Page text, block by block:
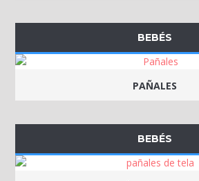
BEBÉS
PAÑALES
BEBÉS